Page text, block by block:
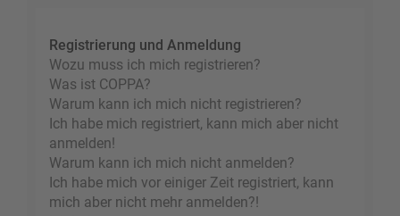
Registrierung und Anmeldung
Wozu muss ich mich registrieren?
Was ist COPPA?
Warum kann ich mich nicht registrieren?
Ich habe mich registriert, kann mich aber nicht
anmelden!
Warum kann ich mich nicht anmelden?
Ich habe mich vor einiger Zeit registriert, kann
mich aber nicht mehr anmelden?!